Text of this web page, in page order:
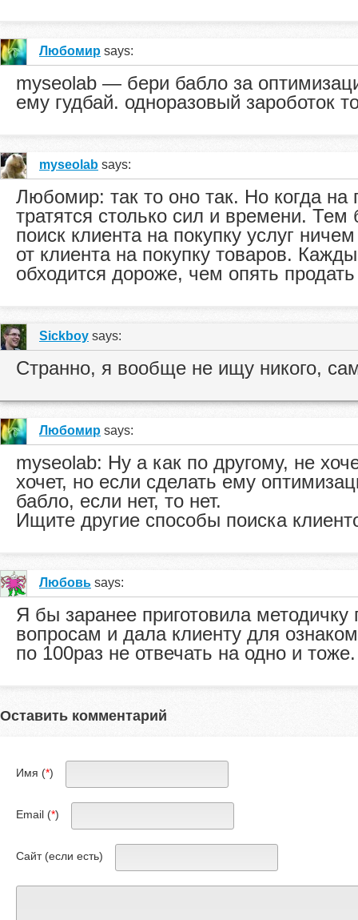
Любомир says:
myseolab — бери бабло за
ему гудбай. одноразовый зароботок
myseolab says:
Любомир: так то оно так. Но когда на
тратятся столько сил и времени. Тем
поиск клиента на покупку услуг
от клиента на покупку товаров.
обходится дороже, чем опять
Sickboy says:
Странно, я вообще не ищу никого,
Любомир says:
myseolab: Ну а как по другому, не
хочет, но если сделать ему
бабло, если нет, то нет.
Ищите другие способы поиска
Любовь says:
Я бы заранее приготовила
вопросам и дала клиенту для
по 100раз не отвечать на одно и тоже.
Оставить комментарий
Имя (*)
Email (*)
Сайт (если есть)